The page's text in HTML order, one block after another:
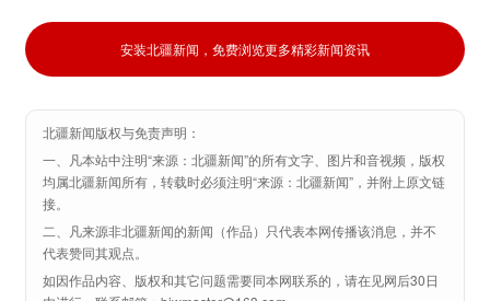
安装北疆新闻，免费浏览更多精彩新闻资讯
北疆新闻版权与免责声明：
一、凡本站中注明“来源：北疆新闻”的所有文字、图片和音视频，版权
均属北疆新闻所有，转载时必须注明“来源：北疆新闻”，并附上原文链
接。
二、凡来源非北疆新闻的新闻（作品）只代表本网传播该消息，并不
代表赞同其观点。
如因作品内容、版权和其它问题需要同本网联系的，请在见网后30日